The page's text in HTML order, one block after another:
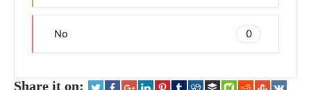
No 0
Share it on: